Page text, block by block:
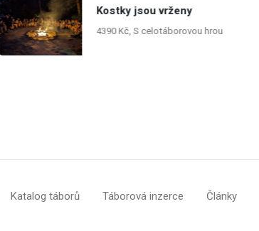
Kostky jsou vrženy
4390 Kč, S celotáborovou hrou
Katalog táborů Táborová inzerce Články